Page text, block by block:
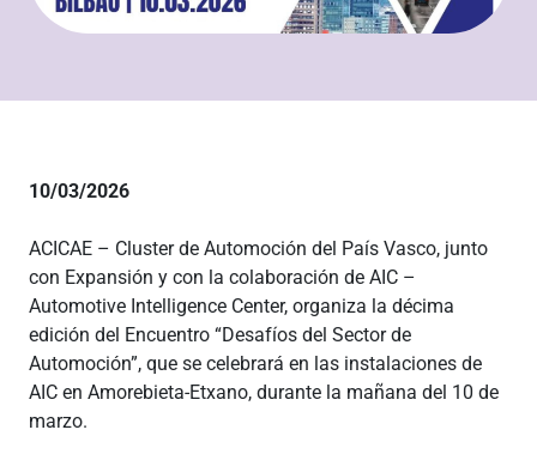
10/03/2026
ACICAE – Cluster de Automoción del País Vasco, junto
con Expansión y con la colaboración de AIC –
Automotive Intelligence Center, organiza la décima
edición del Encuentro “Desafíos del Sector de
Automoción”, que se celebrará en las instalaciones de
AIC en Amorebieta-Etxano, durante la mañana del 10 de
marzo.